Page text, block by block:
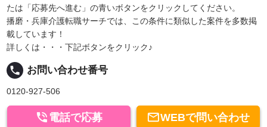
たは「応募先へ進む」の青いボタンをクリックしてください。
播磨・兵庫介護転職サーチでは、この条件に類似した案件を多数掲
載しています！
詳しくは・・・下記ボタンをクリック♪
local_phone お問い合わせ番号
0120-927-506
WEBで問い合わせ
 電話で応募